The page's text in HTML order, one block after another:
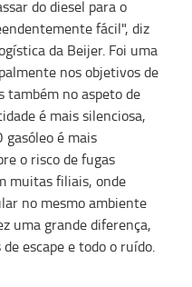
do diesel para o
fácil", diz
da Beijer. Foi uma
nos objetivos de
também no aspeto de
é mais silenciosa,
gasóleo é mais
o risco de fugas
muitas filiais, onde
no mesmo ambiente
uma grande diferença,
escape e todo o ruído.